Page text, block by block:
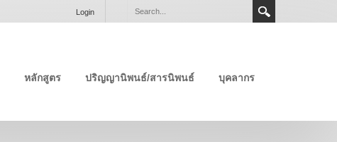
Login
หลักสูตร ปริญญานิพนธ์/สารนิพนธ์ บุคลากร